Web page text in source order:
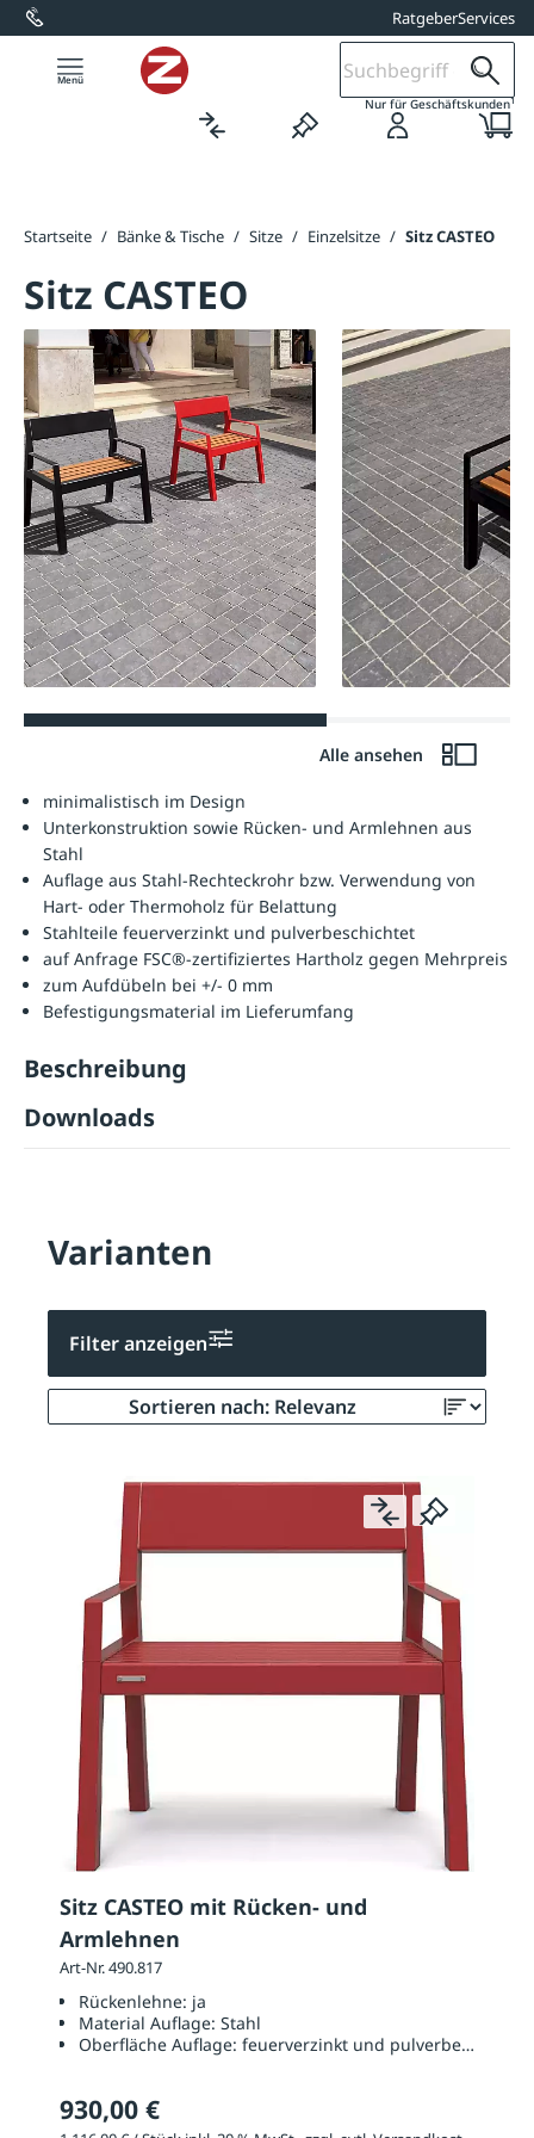
springen RatgeberServices
Nur für Geschäftskunden1
Startseite / Bänke & Tische / Sitze / Einzelsitze / Sitz CASTEO
Sitz CASTEO
Alle ansehen
minimalistisch im Design
Unterkonstruktion sowie Rücken- und Armlehnen aus
Stahl
Auflage aus Stahl-Rechteckrohr bzw. Verwendung von
Hart- oder Thermoholz für Belattung
Stahlteile feuerverzinkt und pulverbeschichtet
auf Anfrage FSC®-zertifiziertes Hartholz gegen Mehrpreis
zum Aufdübeln bei +/- 0 mm
Befestigungsmaterial im Lieferumfang
Beschreibung
Downloads
Varianten
Filter anzeigen
Sitz CASTEO mit Rücken- und
Armlehnen
Art-Nr. 490.817
Rückenlehne: ja
Material Auflage: Stahl
Oberfläche Auflage: feuerverzinkt und pulverbeschichtet
930,00 €